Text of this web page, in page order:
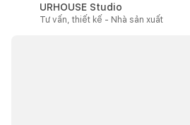
URHOUSE Studio
Tư vấn, thiết kế - Nhà sản xuất